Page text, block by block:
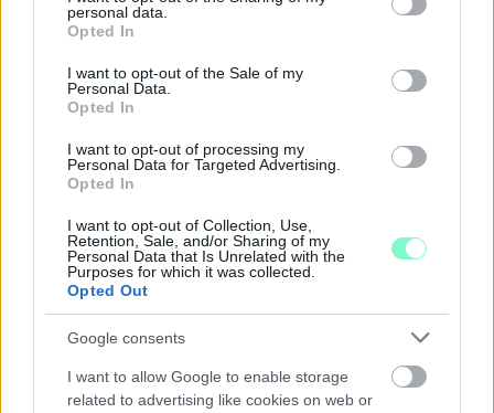
grant or deny consent to Google and its third-party tags to
use your data for below specified purposes in below Google
consent section.
personal data.
Opted In
I want to opt-out of the Sale of my
Personal Data.
Opted In
I want to opt-out of processing my
Personal Data for Targeted Advertising.
Opted In
I want to opt-out of Collection, Use,
Retention, Sale, and/or Sharing of my
Personal Data that Is Unrelated with the
Purposes for which it was collected.
Opted Out
Google consents
I want to allow Google to enable storage
related to advertising like cookies on web or